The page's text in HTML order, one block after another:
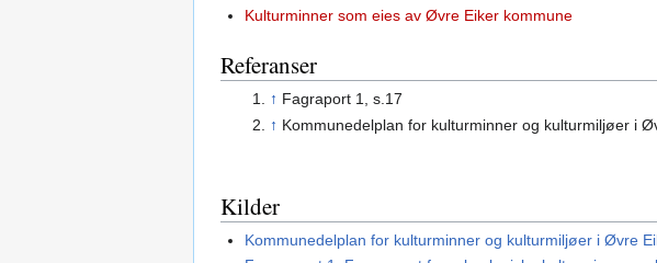
Kulturminner som eies av Øvre Eiker kommune
Referanser
↑ Fagraport 1, s.17
↑ Kommunedelplan for kulturminner og kulturmiljøer i
Kilder
Kommunedelplan for kulturminner og kulturmiljøer i Øvre